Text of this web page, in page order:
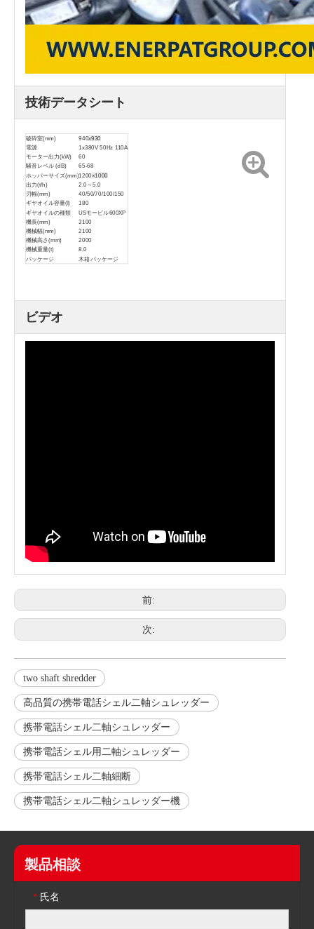
技術データシート
破砕室(mm) 940x930
電源
1x380V 50Hz 110A
モーター出力(kW)
60
騒音レベル (dB)
65-68
ホッパーサイズ(mm)1200×1000
出力(t/h)
2.0～5.0
刃幅(mm)
40/50/70/100/150
ギヤオイル容量(l)
180
ギヤオイルの種類
USモービル600XP
機長(mm) 3100
機械幅(mm)
2100
機械高さ(mm)
2000
機械重量(t)
8.0
パッケージ 木箱パッケージ
ビデオ
前:
次:
two shaft shredder
高品質の携帯電話シェル二軸シュレッダー
携帯電話シェル二軸シュレッダー
携帯電話シェル用二軸シュレッダー
携帯電話シェル二軸細断
携帯電話シェル二軸シュレッダー機
製品相談
* 氏名